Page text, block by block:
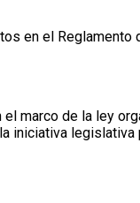
en el Reglamento
el marco de la ley
iniciativa legislativa